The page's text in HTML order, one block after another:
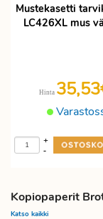
Mustekasetti
LC426XL mus
Hinta
-
+
Kopiopaperit
Katso kaikki